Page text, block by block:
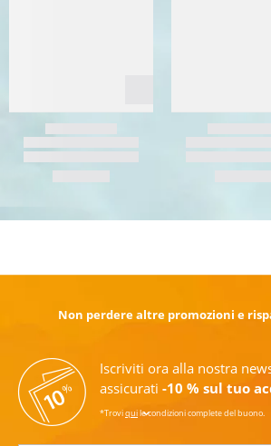
Non perdere altre promozioni e
Iscriviti ora alla nostra
assicurati -10 % sul tuo
*Troviquile condizioni complete del buono.